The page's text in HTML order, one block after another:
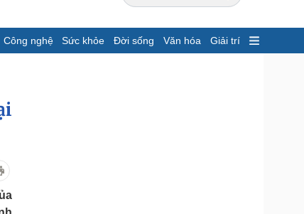
Công nghệ Sức khỏe Đời sống Văn hóa Giải trí
nghiệp
nghiệp
tin doanh nghiệp